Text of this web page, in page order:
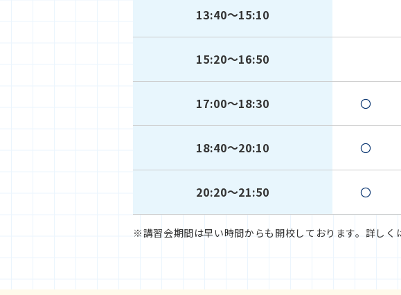
13:40～15:10
15:20～16:50
17:00～18:30 〇
18:40～20:10 〇
20:20～21:50 〇
※講習会期間は早い時間からも開校しております。詳しく